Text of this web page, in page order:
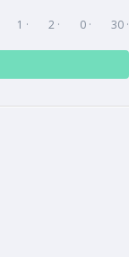
1 · 2 · 0 · 30 ·